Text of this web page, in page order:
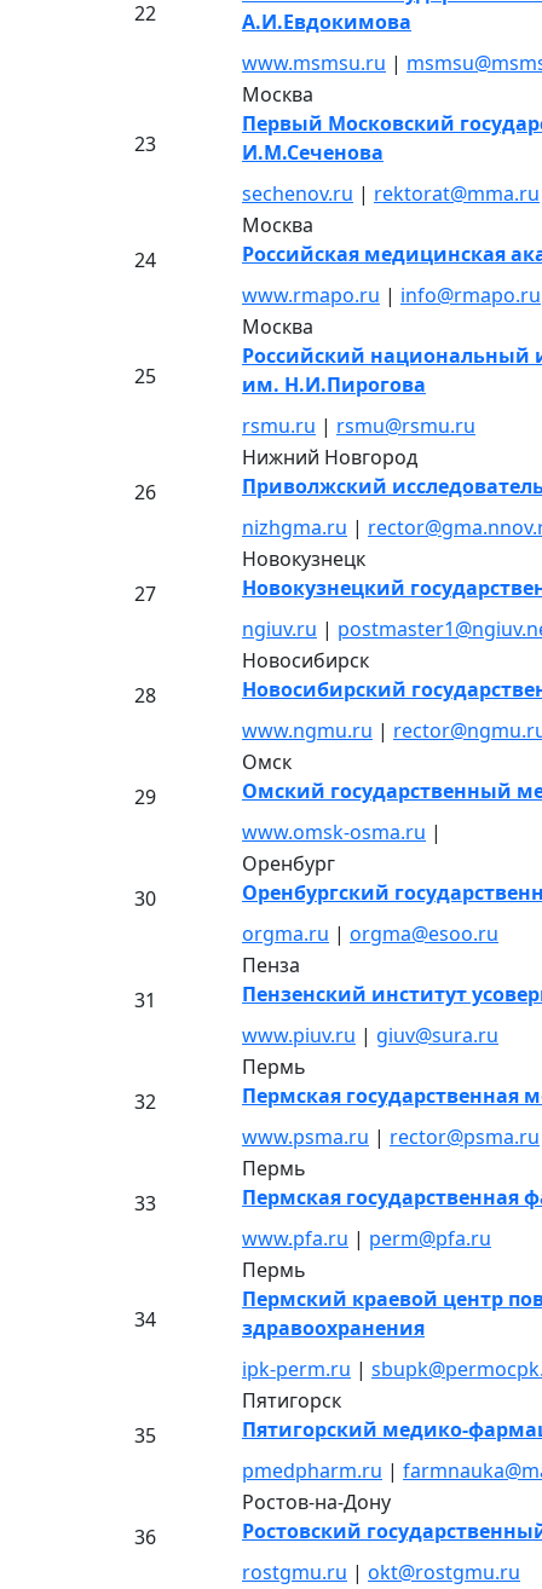
22
А.И.Евдокимова
www.msmsu.ru |
23
Москва
Первый Московский
И.М.Сеченова
sechenov.ru | rektorat@mma.ru
24
Москва
Российская медицинская
www.rmapo.ru | info@rmapo.ru
25
Москва
Российский национальный
им. Н.И.Пирогова
rsmu.ru | rsmu@rsmu.ru
26
Нижний Новгород
Приволжский
nizhgma.ru |
27
Новокузнецк
Новокузнецкий
ngiuv.ru |
28
Новосибирск
Новосибирский
www.ngmu.ru |
29
Омск
Омский государственный
www.omsk-osma.ru |
30
Оренбург
Оренбургский
orgma.ru | orgma@esoo.ru
31
Пенза
Пензенский институт
www.piuv.ru | giuv@sura.ru
32
Пермь
Пермская государственная
www.psma.ru | rector@psma.ru
33
Пермь
Пермская государственная
www.pfa.ru | perm@pfa.ru
34
Пермь
Пермский краевой центр
здравоохранения
ipk-perm.ru |
35
Пятигорск
Пятигорский медико-
pmedpharm.ru |
36
Ростов-на-Дону
Ростовский
rostgmu.ru | okt@rostgmu.ru